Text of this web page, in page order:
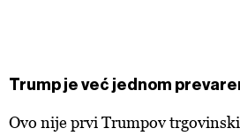
Trump je već jednom
Ovo nije prvi Trumpov